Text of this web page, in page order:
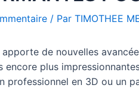
/ Par TIMOTHEE
apporte de nouvelles
encore plus
professionnel en 3D ou un